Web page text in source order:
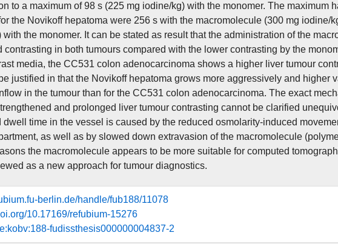
to a maximum of 98 s (225 mg iodine/kg) with the monomer. The maximum
the Novikoff hepatoma were 256 s with the macromolecule (300 mg iodine/
with the monomer. It can be stated as result that the administration of the
contrasting in both tumours compared with the lower contrasting by the
media, the CC531 colon adenocarcinoma shows a higher liver tumour
justified in that the Novikoff hepatoma grows more aggressively and higher
in the tumour than for the CC531 colon adenocarcinoma. The exact
and prolonged liver tumour contrasting cannot be clarified
dwell time in the vessel is caused by the reduced osmolarity-induced
as well as by slowed down extravasion of the macromolecule
the macromolecule appears to be more suitable for computed
as a new approach for tumour diagnostics.
berlin.de/handle/fub188/11078
10.17169/refubium-15276
fudissthesis000000004837-2